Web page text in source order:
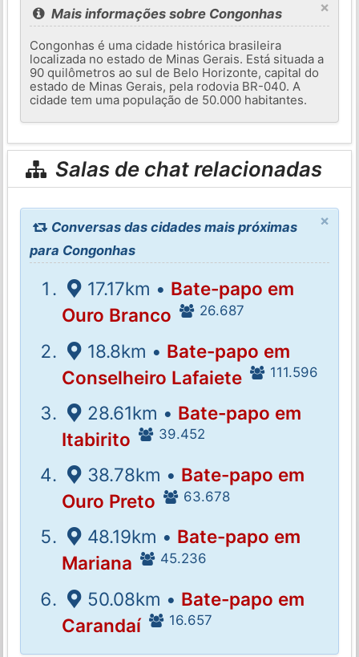
×
Mais informações sobre Congonhas
Congonhas é uma cidade histórica brasileira
localizada no estado de Minas Gerais. Está situada a
90 quilômetros ao sul de Belo Horizonte, capital do
estado de Minas Gerais, pela rodovia BR-040. A
cidade tem uma população de 50.000 habitantes.
Salas de chat relacionadas
×
Conversas das cidades mais próximas
para Congonhas
17.17km • Bate-papo em
Ouro Branco
26.687
18.8km • Bate-papo em
Conselheiro Lafaiete
111.596
28.61km • Bate-papo em
Itabirito
39.452
38.78km • Bate-papo em
Ouro Preto
63.678
48.19km • Bate-papo em
Mariana
45.236
50.08km • Bate-papo em
Carandaí
16.657